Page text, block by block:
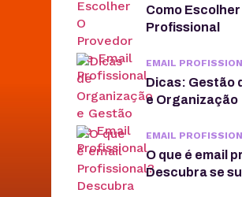
Como Escolher
Profissional
EMAIL
Dicas: Gestão
e Organização
EMAIL
O que é email
Descubra se